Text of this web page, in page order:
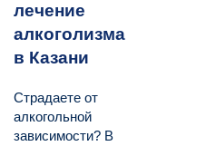
лечение
алкоголизма
в Казани
Страдаете от
алкогольной
зависимости? В